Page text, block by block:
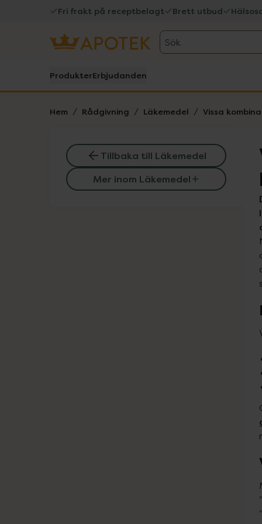
Fri frakt på receptbelagt Brett utbud
Sök
ProdukterErbjudanden
Hem Rådgivning Läkemedel Vissa
Tillbaka till Läkemedel
Mer inom Läkemedel